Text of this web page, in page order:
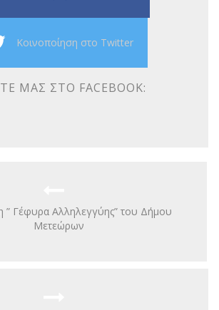
Κοινοποίηση στο Twitter
ΜΑΣ ΣΤΟ FACEBOOK:
” Γέφυρα Αλληλεγγύης” του Δήμου
Μετεώρων